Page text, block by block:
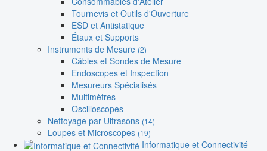
Tournevis et Outils d'Ouverture
ESD et Antistatique
Étaux et Supports
Instruments de Mesure (2)
Câbles et Sondes de Mesure
Endoscopes et Inspection
Mesureurs Spécialisés
Multimètres
Oscilloscopes
Nettoyage par Ultrasons (14)
Loupes et Microscopes (19)
Informatique et Connectivité